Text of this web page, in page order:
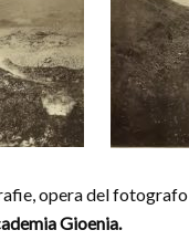
opera del fotografo
Gioenia.